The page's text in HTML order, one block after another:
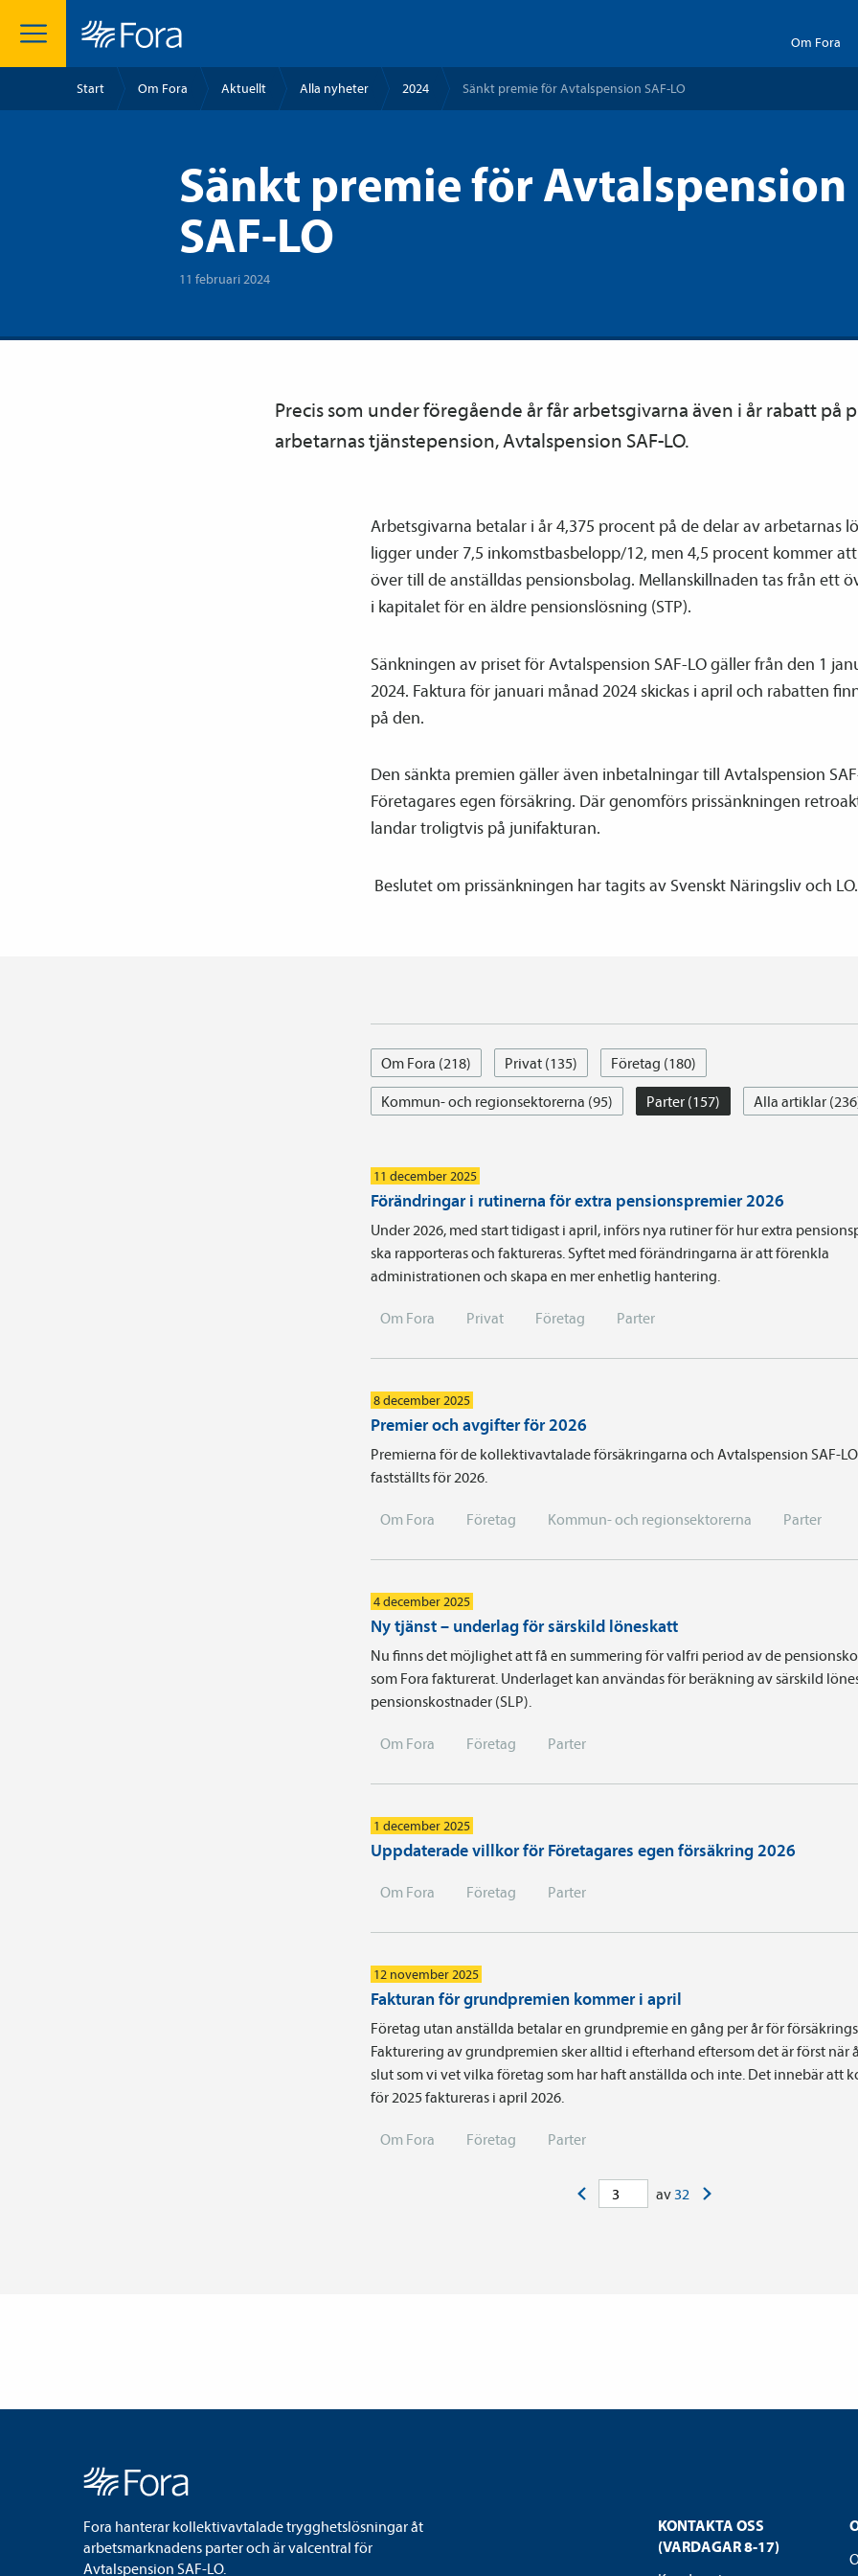
Om Fora
Start Om Fora Aktuellt Alla nyheter 2024 Sänkt premie för Avtals­pension SAF-LO
Sänkt premie för Avtalspension
SAF-LO
11 februari 2024
Precis som under föregående år får arbetsgivarna även i år rabatt på
arbetarnas tjänste­pension, Avtals­pension SAF-LO.
Arbetsgivarna betalar i år 4,375 procent på de delar av arbetarnas
ligger under 7,5 inkomstbasbelopp/12, men 4,5 procent kommer
över till de anställdas pensions­bolag. Mellanskillnaden tas från ett
i kapitalet för en äldre pensions­lösning (STP).
Sänkningen av priset för Avtals­pension SAF-LO gäller från den 1
2024. Faktura för januari månad 2024 skickas i april och rabatten
på den.
Den sänkta premien gäller även inbetalningar till Avtals­pension
Företagares egen försäkring. Där genomförs prissänkningen
landar troligtvis på junifakturan.
Beslutet om prissänkningen har tagits av Svenskt Näringsliv och LO.
Om Fora (218) Privat (135)
Företag (180)
Kommun- och regionsektorerna (95)
Parter (157) Alla artiklar
11 december 2025
Förändringar i rutinerna för extra pensionspremier 2026
Under 2026, med start tidigast i april, införs nya rutiner för hur extra
ska rapporteras och faktureras. Syftet med förändringarna är att förenkla
administrationen och skapa en mer enhetlig hantering.
Om Fora Privat Företag Parter
8 december 2025
Premier och avgifter för 2026
Premierna för de kollektivavtalade försäkringarna och Avtalspension SAF-
fastställts för 2026.
Om Fora Företag Kommun- och regionsektorerna Parter
4 december 2025
Ny tjänst – underlag för särskild löneskatt
Nu finns det möjlighet att få en summering för valfri period av de
som Fora fakturerat. Underlaget kan användas för beräkning av särskild
pensionskostnader (SLP).
Om Fora Företag Parter
1 december 2025
Uppdaterade villkor för Företagares egen försäkring 2026
Om Fora Företag Parter
12 november 2025
Fakturan för grundpremien kommer i april
Företag utan anställda betalar en grundpremie en gång per år för
Fakturering av grundpremien sker alltid i efterhand eftersom det är först när
slut som vi vet vilka företag som har haft anställda och inte. Det innebär att
för 2025 faktureras i april 2026.
Om Fora Företag Parter
av 32
KONTAKTA OSS
(VARDAGAR 8-17)
Fora hanterar kollektivavtalade trygghetslösningar åt
arbetsmarknadens parter och är valcentral för
Avtalspension SAF-LO.